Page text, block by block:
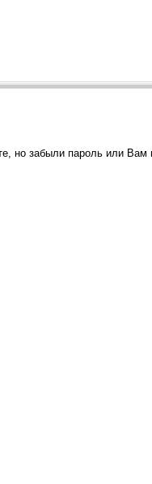
но забыли пароль или